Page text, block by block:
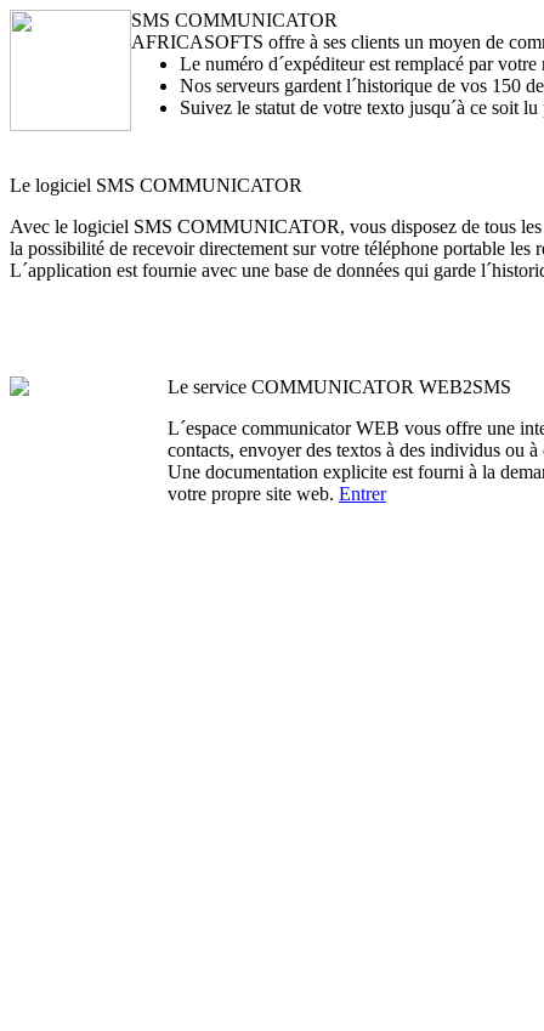
SMS COMMUNICATOR
AFRICASOFTS offre à ses clients un moyen de
Le numéro d´expéditeur est remplacé par
Nos serveurs gardent l´historique de vos 150
Suivez le statut de votre texto jusqu´à ce soit
Le logiciel SMS COMMUNICATOR
Avec le logiciel SMS COMMUNICATOR, vous disposez de tous
la possibilité de recevoir directement sur votre téléphone portable les
L´application est fournie avec une base de données qui garde
Le service COMMUNICATOR WEB2SMS
L´espace communicator WEB vous offre une
contacts, envoyer des textos à des individus ou
Une documentation explicite est fourni à la
votre propre site web. Entrer